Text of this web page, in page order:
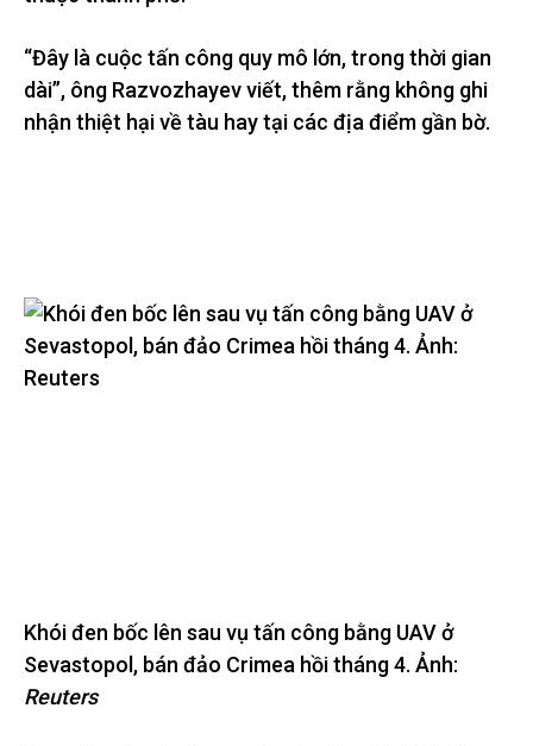
“Đây là cuộc tấn công quy mô lớn, trong thời gian
dài”, ông Razvozhayev viết, thêm rằng không ghi
nhận thiệt hại về tàu hay tại các địa điểm gần bờ.
Khói đen bốc lên sau vụ tấn công bằng UAV ở
Sevastopol, bán đảo Crimea hồi tháng 4. Ảnh:
Reuters